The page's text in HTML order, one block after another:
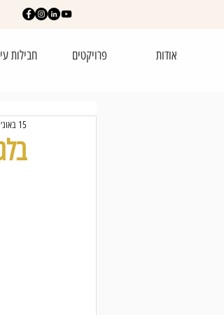
חבילות פרויקטים אודות
15 באוג׳ 2022